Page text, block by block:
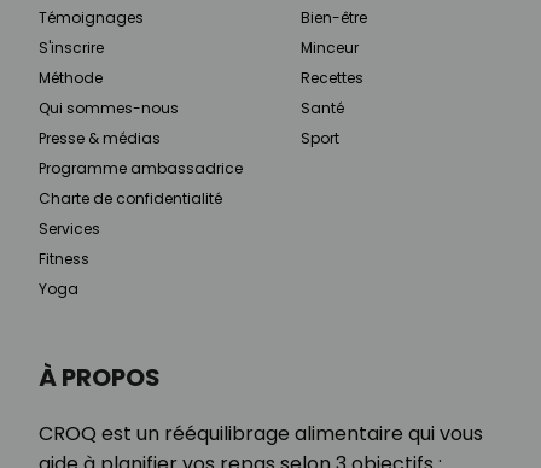
À PROPOS
CROQ est un rééquilibrage alimentaire qui vous
Témoignages
S'inscrire
Méthode
Qui sommes-nous
Presse & médias
Programme ambassadrice
Charte de confidentialité
Services
Fitness
Yoga
Bien-être
Minceur
Recettes
Santé
Sport